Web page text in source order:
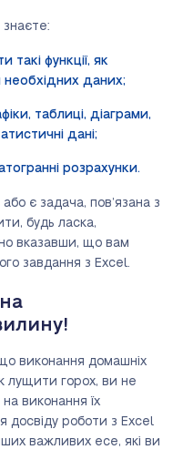
функції, як
необхідних даних;
таблиці, діаграми,
дані;
розрахунки.
є задача, пов’язана з
будь ласка,
вказавши, що вам
завдання з Excel.
виконання домашніх
лущити горох, ви не
виконання їх
досвіду роботи з Excel
важливих есе, які ви